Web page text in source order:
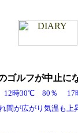
ゴルフが中止に
12時30℃ 80％
がり気温も上